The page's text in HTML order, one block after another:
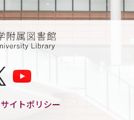
サイトポリシー